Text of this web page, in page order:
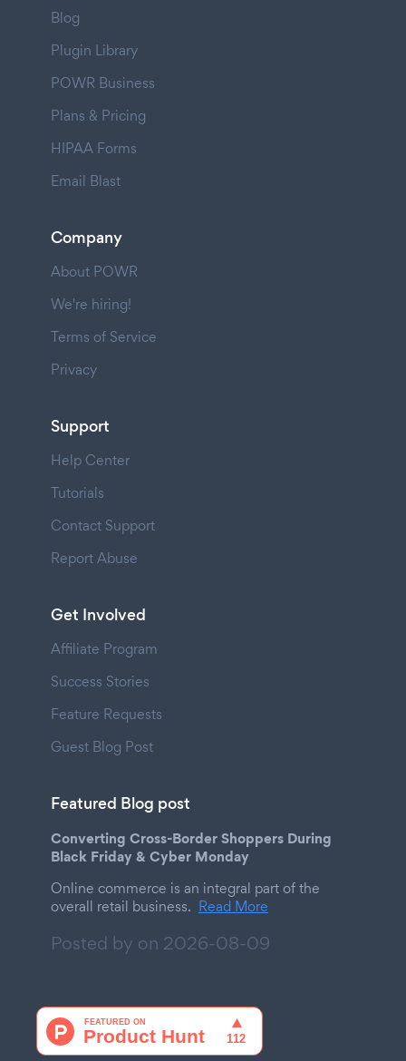
Blog
Plugin Library
POWR Business
Plans & Pricing
HIPAA Forms
Email Blast
Company
About POWR
We're hiring!
Terms of Service
Privacy
Support
Help Center
Tutorials
Contact Support
Report Abuse
Get Involved
Affiliate Program
Success Stories
Feature Requests
Guest Blog Post
Featured Blog post
Converting Cross-Border Shoppers During
Black Friday & Cyber Monday
Online commerce is an integral part of the
overall retail business. Read More
Posted by on 2026-08-09